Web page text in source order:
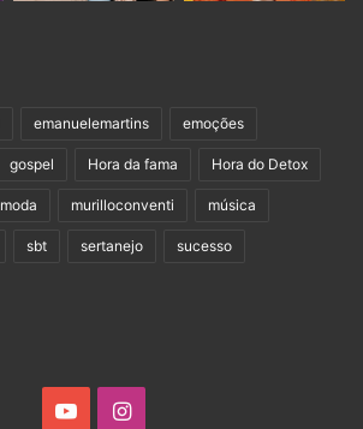
emanuelemartins emoções
gospel Hora da fama Hora do Detox
moda murilloconventi música
sbt sertanejo sucesso
YouTubeInstagram